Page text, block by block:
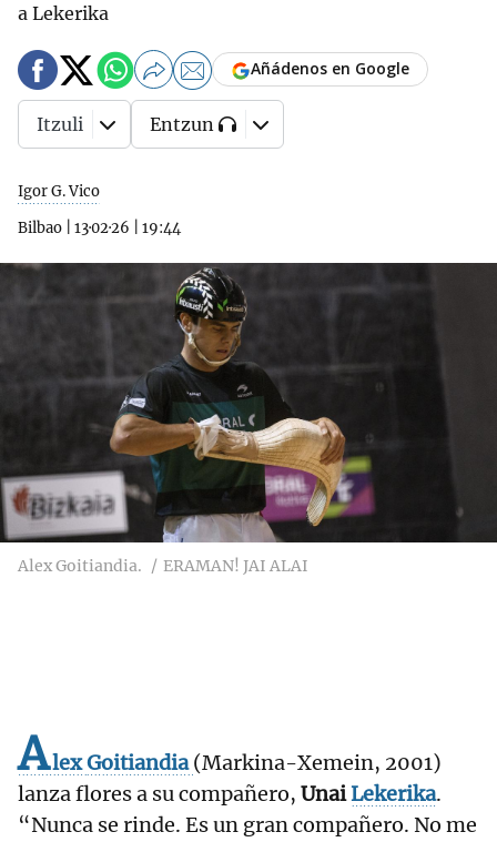
a Lekerika
Igor G. Vico
Bilbao
13·02·26 19:44
Añádenos en Google
Itzuli Entzun
Alex Goitiandia. ERAMAN! JAI ALAI
AlexGoitiandia (Markina-Xemein, 2001)
lanza flores a su compañero, UnaiLekerika.
“Nunca se rinde. Es un gran compañero. No me